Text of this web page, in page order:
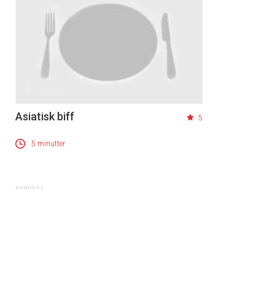
Asiatisk biff 5
5 minutter